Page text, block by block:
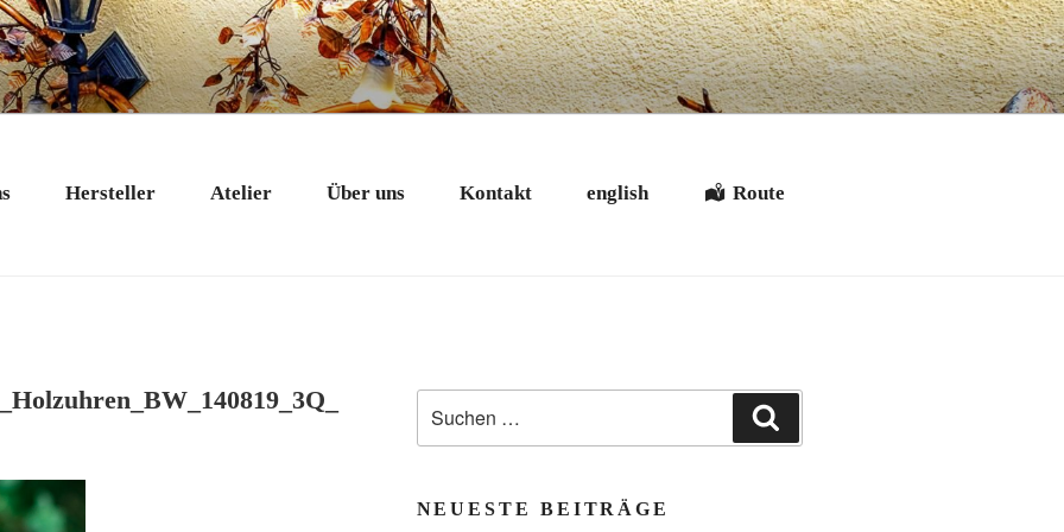
EXKLUSIV
in Bad Tölz
Hersteller Atelier Über uns Kontakt english Route
nach:
NEUESTE BEITRÄGE